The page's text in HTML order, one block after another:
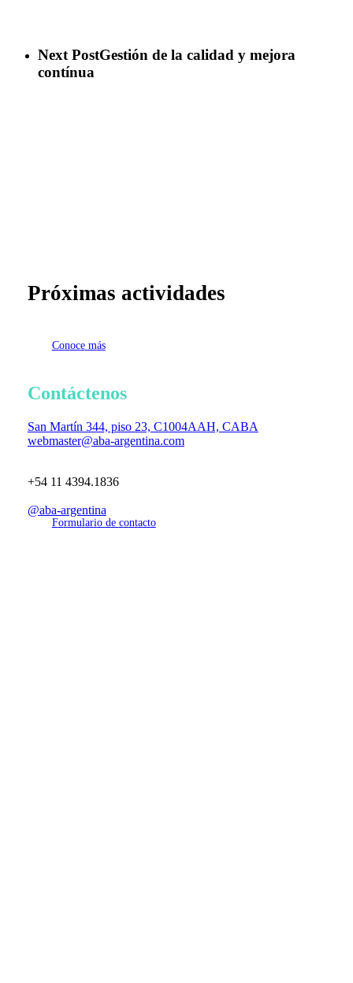
Next PostGestión de la calidad y mejora
contínua
Próximas actividades
Conoce más
Contáctenos
San Martín 344, piso 23, C1004AAH, CABA
webmaster@aba-argentina.com
+54 11 4394.1836
@aba-argentina
Formulario de contacto